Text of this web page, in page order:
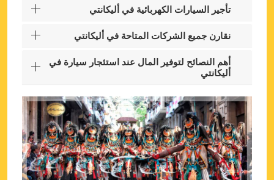
تأجير السيارات الكهربائية في أليكانتي
نقارن جميع الشركات المتاحة في أليكانتي
أهم النصائح لتوفير المال عند استئجار سيارة في
أليكانتي